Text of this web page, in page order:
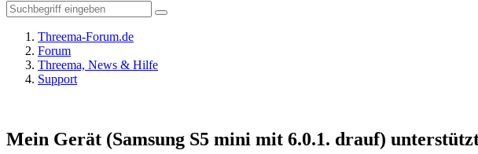
Threema-Forum.de
Forum
Threema, News & Hilfe
Support
Mein Gerät (Samsung S5 mini mit 6.0.1. drauf)